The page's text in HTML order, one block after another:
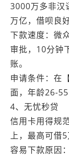
3000万多非汉
万亿，借呗良
下款速度：微
审批，10分钟
账。
申请条件：在
面，年龄26-
4、无忧秒贷
信用卡用得规
上，最高可借5
容易下款原因